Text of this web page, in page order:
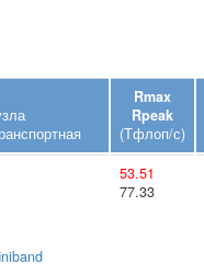
Rmax
Rpeak
(Тфлоп/с)
53.51
77.33